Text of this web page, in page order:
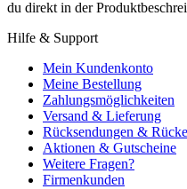
du direkt in der
Hilfe & Support
Mein Kundenkonto
Meine Bestellung
Zahlungsmöglichkeiten
Versand & Lieferung
Rücksendungen &
Aktionen & Gutscheine
Weitere Fragen?
Firmenkunden